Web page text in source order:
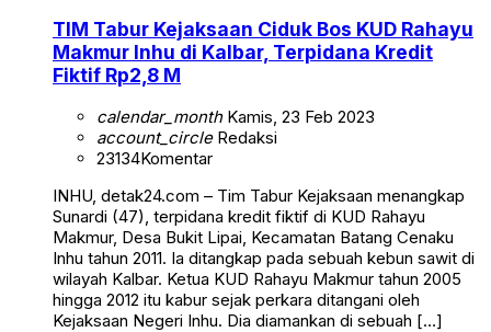
TIM Tabur Kejaksaan Ciduk Bos KUD Rahayu
Makmur Inhu di Kalbar, Terpidana Kredit
Fiktif Rp2,8 M
calendar_monthKamis, 23 Feb 2023
account_circleRedaksi
23134Komentar
INHU, detak24.com – Tim Tabur Kejaksaan menangkap
Sunardi (47), terpidana kredit fiktif di KUD Rahayu
Makmur, Desa Bukit Lipai, Kecamatan Batang Cenaku
Inhu tahun 2011. Ia ditangkap pada sebuah kebun sawit di
wilayah Kalbar. Ketua KUD Rahayu Makmur tahun 2005
hingga 2012 itu kabur sejak perkara ditangani oleh
Kejaksaan Negeri Inhu. Dia diamankan di sebuah […]